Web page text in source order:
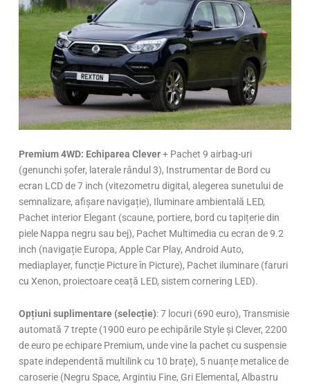
Premium 4WD: Echiparea Clever+ Pachet 9 airbag-uri
(genunchi șofer, laterale rândul 3), Instrumentar de Bord cu
ecran LCD de 7 inch (vitezometru digital, alegerea sunetului de
semnalizare, afișare navigație), Iluminare ambientală LED,
Pachet interior Elegant (scaune, portiere, bord cu tapițerie din
piele Nappa negru sau bej), Pachet Multimedia cu ecran de 9.2
inch (navigație Europa, Apple Car Play, Android Auto,
mediaplayer, funcție Picture în Picture), Pachet iluminare (faruri
cu Xenon, proiectoare ceață LED, sistem cornering LED).
Opțiuni suplimentare (selecție): 7 locuri (690 euro), Transmisie
automată 7 trepte (1900 euro pe echipările Style și Clever, 2200
de euro pe echipare Premium, unde vine la pachet cu suspensie
spate independentă multilink cu 10 brațe), 5 nuanțe metalice de
caroserie (Negru Space, Argintiu Fine, Gri Elemental, Albastru